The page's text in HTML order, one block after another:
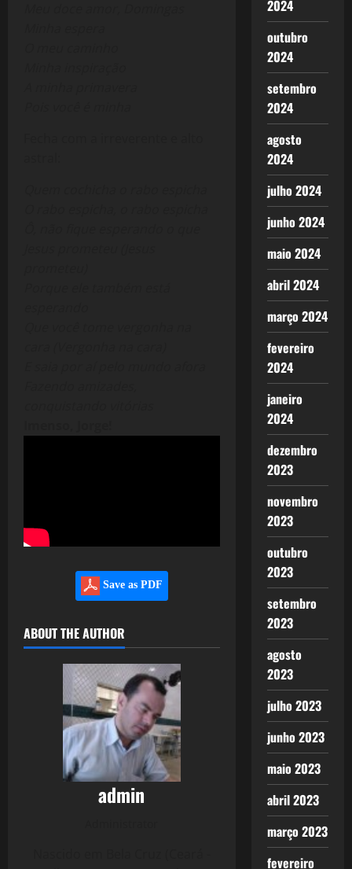
Save as PDF
ABOUT THE AUTHOR
admin
2024
outubro
2024
setembro
2024
agosto
2024
julho 2024
junho 2024
maio 2024
abril 2024
março 2024
fevereiro
2024
janeiro
2024
dezembro
2023
novembro
2023
outubro
2023
setembro
2023
agosto
2023
julho 2023
junho 2023
maio 2023
abril 2023
março 2023
fevereiro